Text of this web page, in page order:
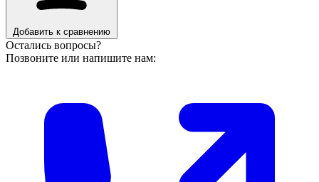
Добавить к сравнению
Остались вопросы?
Позвоните или напишите нам: